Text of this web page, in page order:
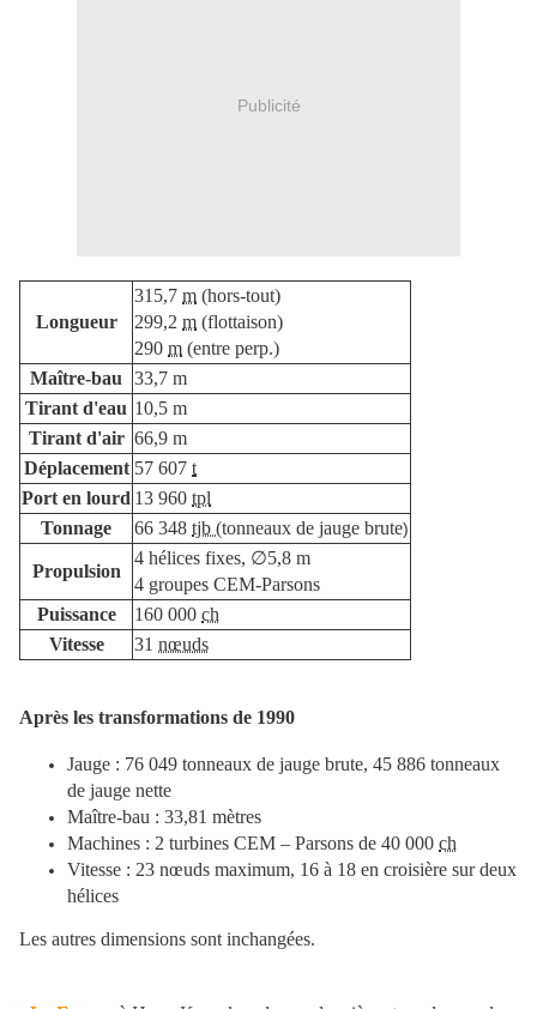
Publicité
Longueur
315,7 m (hors-tout)
299,2 m (flottaison)
290 m (entre perp.)
Maître-bau
33,7 m
Tirant d'eau 10,5 m
Tirant d'air 66,9 m
Déplacement 57 607 t
Port en lourd 13 960 tpl
Tonnage
66 348 tjb (tonneaux de jauge brute)
Propulsion
4 hélices fixes, ∅5,8 m
4 groupes CEM-Parsons
Puissance
160 000 ch
Vitesse
31 nœuds
Après les transformations de 1990
Jauge : 76 049 tonneaux de jauge brute, 45 886 tonneaux
de jauge nette
Maître-bau : 33,81 mètres
Machines : 2 turbines CEM – Parsons de 40 000 ch
Vitesse : 23 nœuds maximum, 16 à 18 en croisière sur deux
hélices
Les autres dimensions sont inchangées.